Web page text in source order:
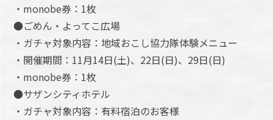
・monobe券：1枚
●ごめん・よってこ広場
・ガチャ対象内容：地域おこし協力隊体験メニュー
・開催期間：11月14日(土)、22日(日)、29日(日)
・monobe券：1枚
●サザンシティホテル
・ガチャ対象内容：有料宿泊のお客様